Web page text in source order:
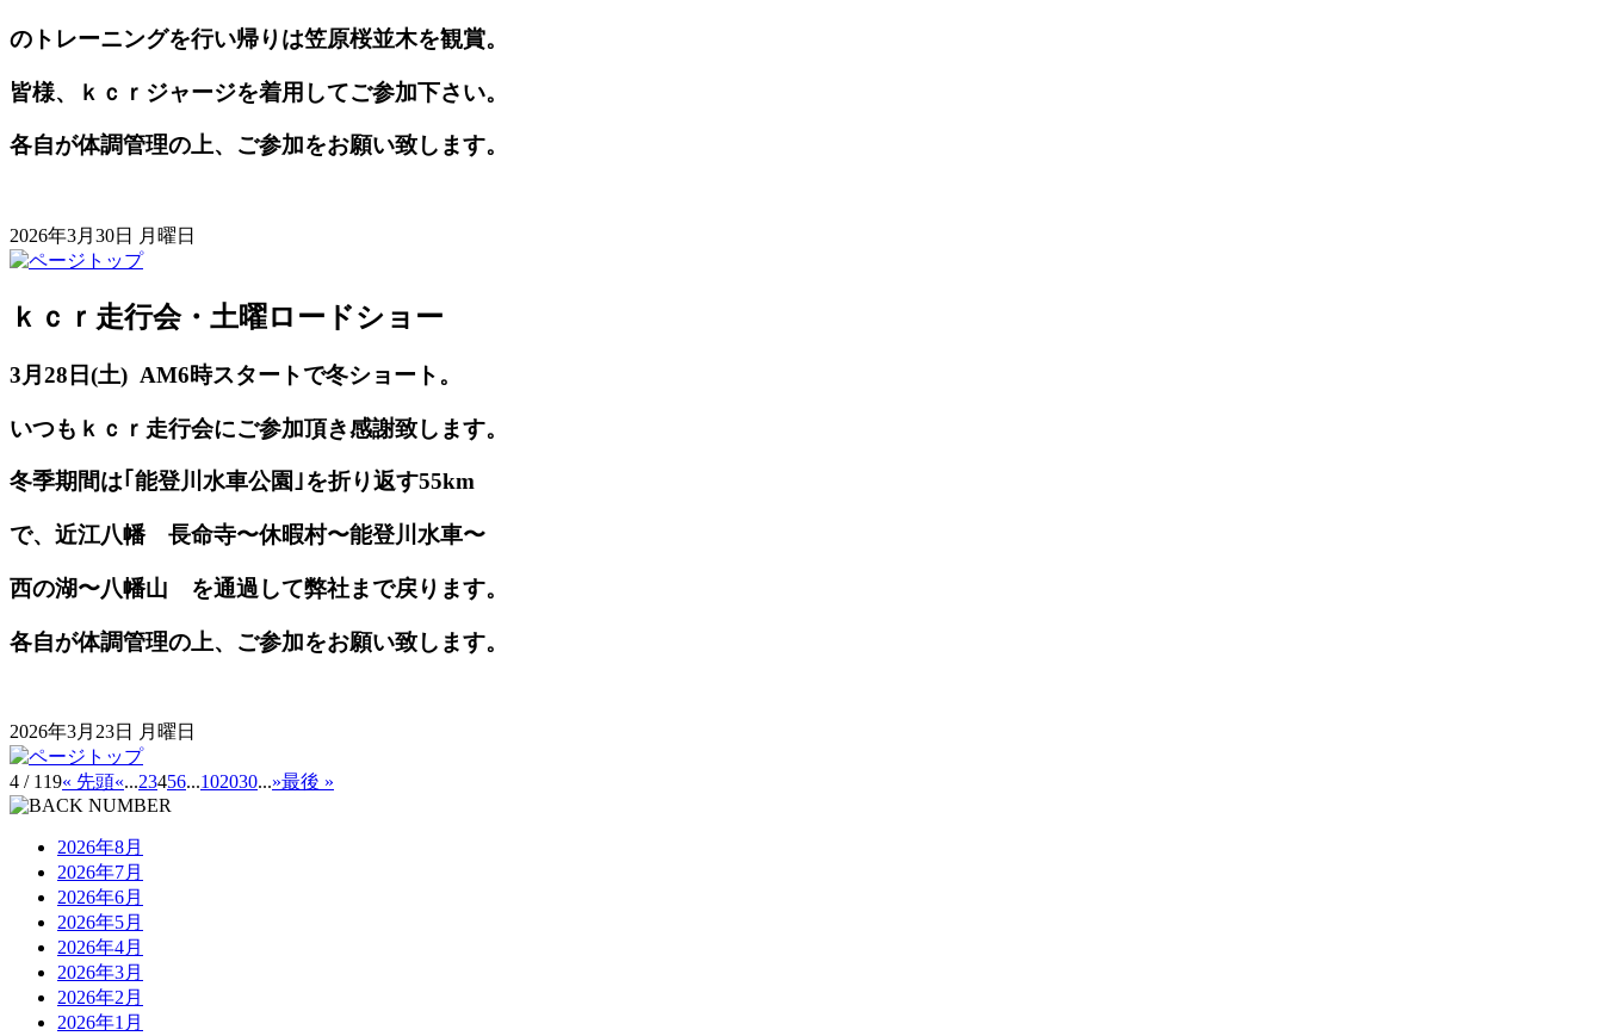
のトレーニングを行い帰りは笠原桜並木を観賞。
皆様、ｋｃｒジャージを着用してご参加下さい。
各自が体調管理の上、ご参加をお願い致します。
2026年3月30日 月曜日
ｋｃｒ走行会・土曜ロードショー
3月28日(土) AM6時スタートで冬ショート。
いつもｋｃｒ走行会にご参加頂き感謝致します。
冬季期間は｢能登川水車公園｣を折り返す55km
で、近江八幡 長命寺〜休暇村〜能登川水車〜
西の湖〜八幡山 を通過して弊社まで戻ります。
各自が体調管理の上、ご参加をお願い致します。
2026年3月23日 月曜日
4 / 119« 先頭«...23456...102030...»最後 »
2026年8月
2026年7月
2026年6月
2026年5月
2026年4月
2026年3月
2026年2月
2026年1月